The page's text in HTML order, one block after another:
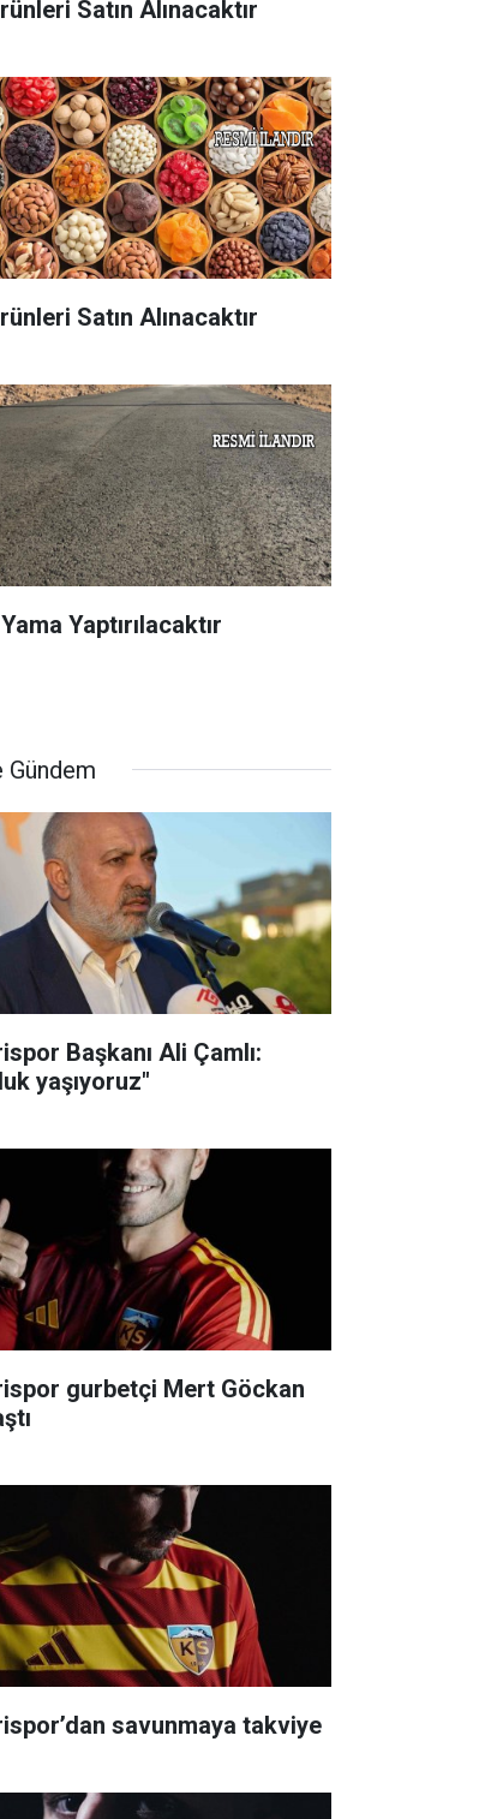
Satın Alınacaktır
Satın Alınacaktır
Yaptırılacaktır
Gündem
Başkanı Ali Çamlı:
yaşıyoruz"
gurbetçi Mert Göckan
savunmaya takviye